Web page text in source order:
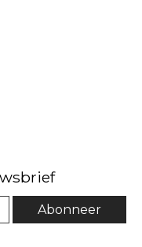
Abonneer